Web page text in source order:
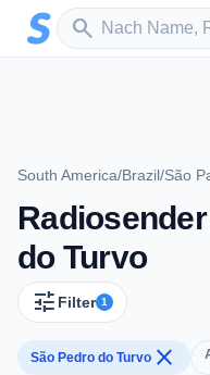
Zum Hauptinhalt springen
search
Sender suchen
South America/Brazil/São
do Turvo
tune Filter 1
São Pedro do Turvo close